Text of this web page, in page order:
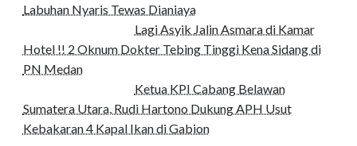
Labuhan Nyaris Tewas Dianiaya
Lagi Asyik Jalin Asmara di Kamar
Hotel !! 2 Oknum Dokter Tebing Tinggi Kena Sidang di
PN Medan
Ketua KPI Cabang Belawan
Sumatera Utara, Rudi Hartono Dukung APH Usut
Kebakaran 4 Kapal Ikan di Gabion